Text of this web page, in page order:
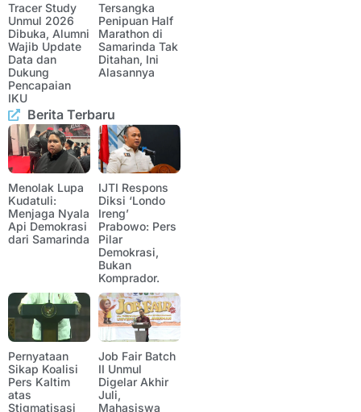
Tracer Study
Unmul 2026
Dibuka, Alumni
Wajib Update
Data dan
Dukung
Pencapaian
IKU
Tersangka
Penipuan Half
Marathon di
Samarinda Tak
Ditahan, Ini
Alasannya
Berita Terbaru
Menolak Lupa
Kudatuli:
Menjaga Nyala
Api Demokrasi
dari Samarinda
IJTI Respons
Diksi ‘Londo
Ireng’
Prabowo: Pers
Pilar
Demokrasi,
Bukan
Komprador.
Pernyataan
Sikap Koalisi
Pers Kaltim
atas
Stigmatisasi
Job Fair Batch
II Unmul
Digelar Akhir
Juli,
Mahasiswa